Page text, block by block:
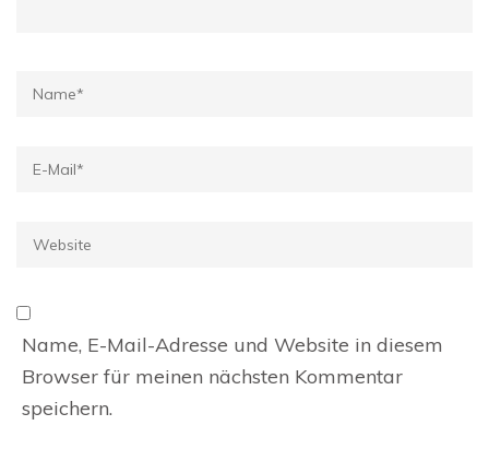
Name*
E-
Website
Name, E-Mail-Adresse und Website in diesem
Browser für meinen nächsten Kommentar
speichern.